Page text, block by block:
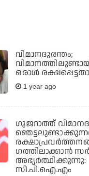
വിമാനദുരന്തം;
ഒരാൾ
1 year ago
​ഗുജറാത്ത്
ഗത്തിലാക്കാൻ
അഭ്യർത്ഥിക്കുന്നു:
സി.പി.ഐ.എം